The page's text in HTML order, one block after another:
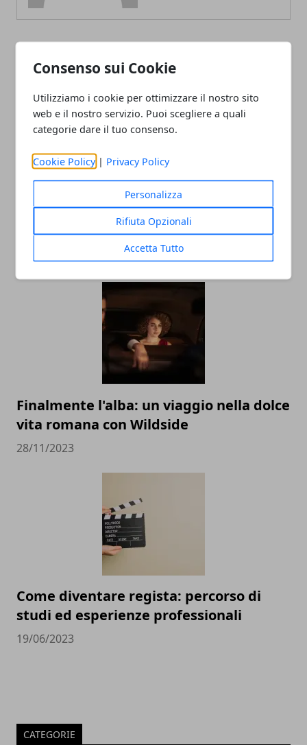
Consenso sui Cookie
Utilizziamo i cookie per ottimizzare il nostro sito
web e il nostro servizio. Puoi scegliere a quali
categorie dare il tuo consenso.
Cookie Policy | Privacy Policy
Personalizza
Rifiuta Opzionali
Accetta Tutto
ARTICOLI CORRELATI
Sestriere Film Festival, quando il
cinema incontra la montagna
21/12/2023
Finalmente l'alba: un viaggio nella dolce
vita romana con Wildside
28/11/2023
Come diventare regista: percorso di
studi ed esperienze professionali
19/06/2023
CATEGORIE